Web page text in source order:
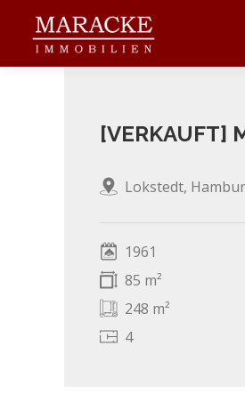
springen
Lokstedt,
1961
85 m²
248 m²
4